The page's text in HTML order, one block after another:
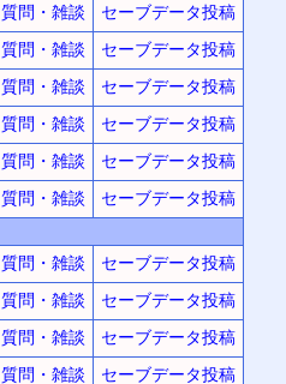
質問・雑談
セーブデータ投稿
質問・雑談
セーブデータ投稿
質問・雑談
セーブデータ投稿
質問・雑談
セーブデータ投稿
質問・雑談
セーブデータ投稿
質問・雑談
セーブデータ投稿
質問・雑談
セーブデータ投稿
質問・雑談
セーブデータ投稿
質問・雑談
セーブデータ投稿
質問・雑談 セーブデータ投稿